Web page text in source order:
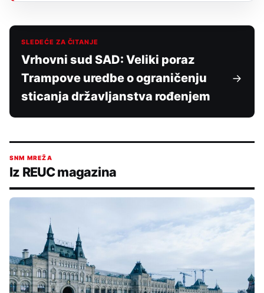
SLEDEĆE ZA ČITANJE
Vrhovni sud SAD: Veliki poraz
Trampove uredbe o ograničenju
sticanja državljanstva rođenjem
SNM MREŽA
Iz REUC magazina